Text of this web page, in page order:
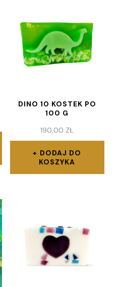
DINO 10 KOSTEK PO
100 G
190,00 ZŁ
DODAJ DO
KOSZYKA